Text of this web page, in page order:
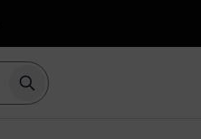
Suche mit Suchwort